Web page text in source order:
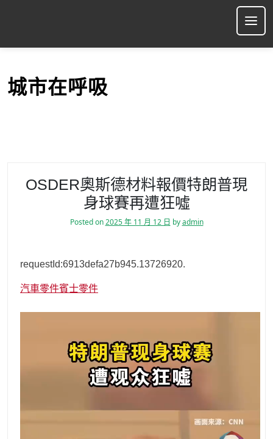
p
城市在呼吸
OSDER奧斯德材料報價特朗普現
身球賽再遭狂噓
Posted on2025 年 11 月 12 日 byadmin
requestId:6913defa27b945.13726920.
汽車零件賓士零件